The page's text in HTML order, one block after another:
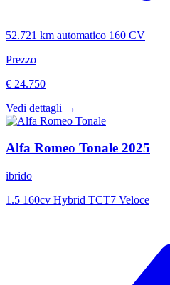
52.721 km automatico 160 CV
Prezzo
€ 24.750
Vedi dettagli →
Alfa Romeo Tonale 2025
ibrido
1.5 160cv Hybrid TCT7 Veloce